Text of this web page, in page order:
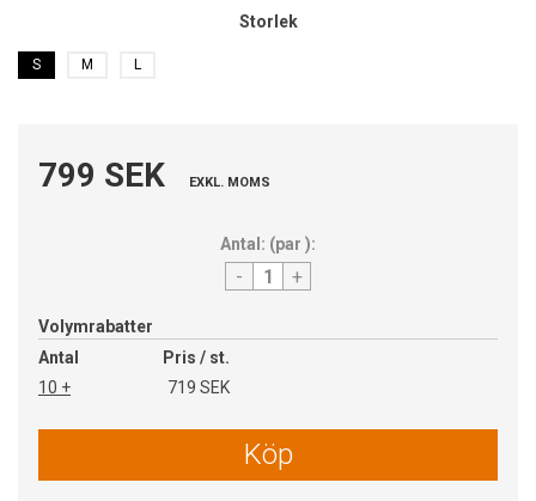
Storlek
S M L
799 SEK EXKL. MOMS
Antal: (par ):
- +
Volymrabatter
Antal
Pris / st.
10 +
719 SEK
Köp